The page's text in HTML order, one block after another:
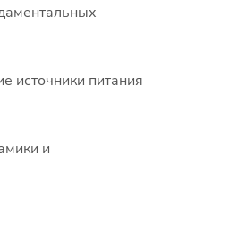
источники питания
и